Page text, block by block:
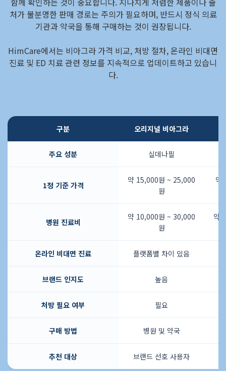
처가 불분명한 판매 경로는 주의가 필요하며, 반드시 정식 의료
기관과 약국을 통해 구매하는 것이 권장됩니다.
HimCare에서는 비아그라 가격 비교, 처방 절차, 온라인 비대면
진료 및 ED 치료 관련 정보를 지속적으로 업데이트하고 있습니
다.
구분 오리지널 비아그라
주요 성분 실데나필
1정 기준 가격
약 15,000원 ~ 25,000
원
약
병원 진료비
약 10,000원 ~ 30,000
원
약
온라인 비대면 진료 플랫폼별 차이 있음
브랜드 인지도 높음
처방 필요 여부 필요
구매 방법 병원 및 약국
추천 대상 브랜드 선호 사용자